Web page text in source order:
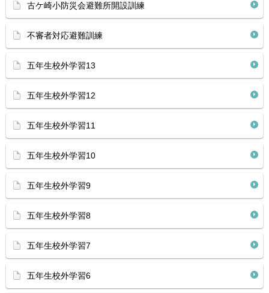
古ケ崎小防災会避難所開設訓練
不審者対応避難訓練
五年生校外学習13
五年生校外学習12
五年生校外学習11
五年生校外学習10
五年生校外学習9
五年生校外学習8
五年生校外学習7
五年生校外学習6